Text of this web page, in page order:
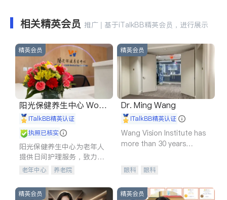
相关精英会员 推广 | 基于iTalkBB精英会员，进行展示
精英会员
阳光保健养生中心 World
shine
iTalkBB精英认证
执照已核实
阳光保健养生中心为老年人
提供日间护理服务，致力于
通过持续的护理创新来有效
老年中心 养老院
精英会员
Dr. Ming Wang
iTalkBB精英认证
Wang Vision Institute has
more than 30 years
眼科 眼科
精英会员 精英会员